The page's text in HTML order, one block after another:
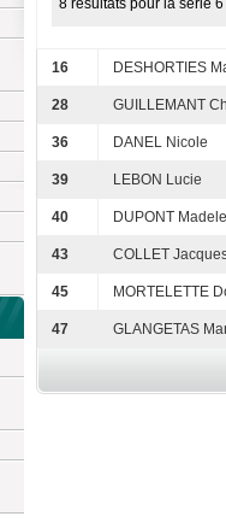
8 résultats pour la série 6
16 DESHORTIES
28 GUILLEMANT
36 DANEL Nicole
39 LEBON Lucie
40 DUPONT
43 COLLET
45 MORTELETTE
47 GLANGETAS